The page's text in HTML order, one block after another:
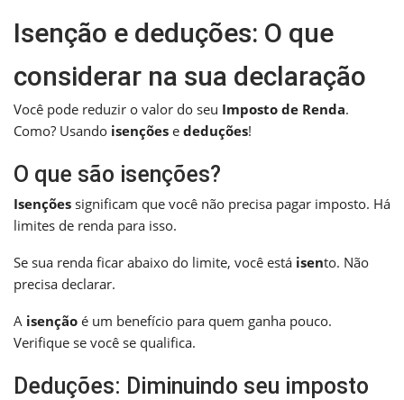
Isenção e deduções: O que
considerar na sua declaração
Você pode reduzir o valor do seu Imposto de Renda.
Como? Usando isenções e deduções!
O que são isenções?
Isenções significam que você não precisa pagar imposto. Há
limites de renda para isso.
Se sua renda ficar abaixo do limite, você está isento. Não
precisa declarar.
A isenção é um benefício para quem ganha pouco.
Verifique se você se qualifica.
Deduções: Diminuindo seu imposto